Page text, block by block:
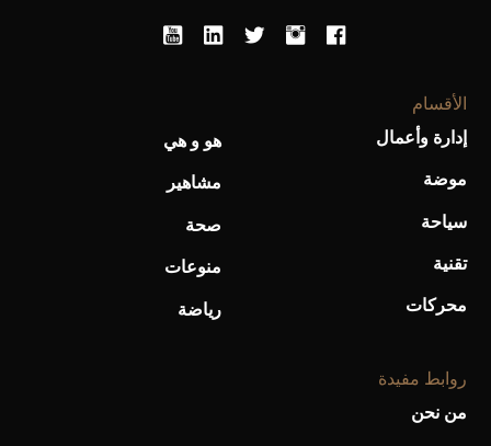
أحذية Mary Jane: ترف وأناقة للرجال
الأقسام
إدارة وأعمال
موضة
سياحة
تقنية
محركات
هو و هي
مشاهير
صحة
منوعات
رياضة
روابط مفيدة
من نحن